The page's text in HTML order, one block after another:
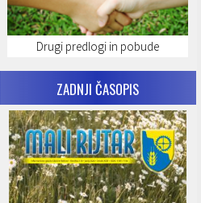
Drugi predlogi in pobude
ZADNJI ČASOPIS